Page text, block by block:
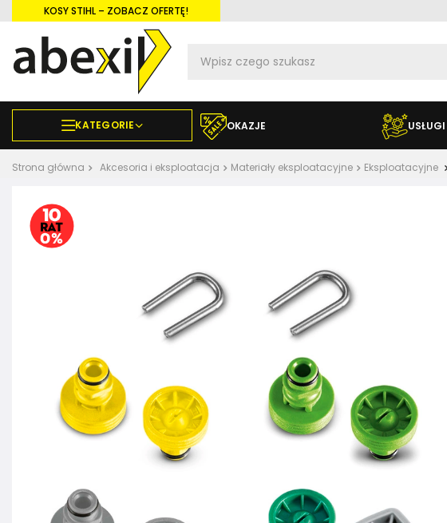
KOSY STIHL – ZOBACZ OFERTĘ!
KATEGORIE OKAZJE
Strona główna Akcesoria i eksploatacja Materiały eksploatacyjne Eksploatacyjne